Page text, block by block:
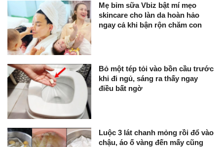
Mẹ bỉm sữa Vbiz bật mí mẹo
skincare cho làn da hoàn hảo
ngay cả khi bận rộn chăm con
Bỏ một tép tỏi vào bồn cầu trước
khi đi ngủ, sáng ra thấy ngay
điều bất ngờ
Luộc 3 lát chanh mỏng rồi đổ vào
chậu, áo ố vàng đến mấy cũng